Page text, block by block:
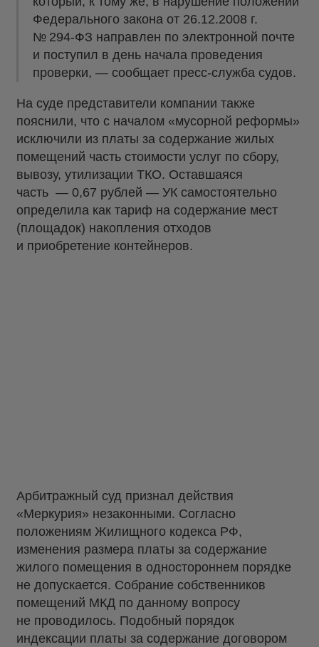
Федерального закона от 26.12.2008 г.
№ 294-ФЗ направлен по электронной почте
и поступил в день начала проведения
проверки, — сообщает пресс-служба судов.
На суде представители компании также
пояснили, что с началом «мусорной реформы»
исключили из платы за содержание жилых
помещений часть стоимости услуг по сбору,
вывозу, утилизации ТКО. Оставшаяся
часть — 0,67 рублей — УК самостоятельно
определила как тариф на содержание мест
(площадок) накопления отходов
и приобретение контейнеров.
Арбитражный суд признал действия
«Меркурия» незаконными. Согласно
положениям Жилищного кодекса РФ,
изменения размера платы за содержание
жилого помещения в одностороннем порядке
не допускается. Собрание собственников
помещений МКД по данному вопросу
не проводилось. Подобный порядок
индексации платы за содержание договором